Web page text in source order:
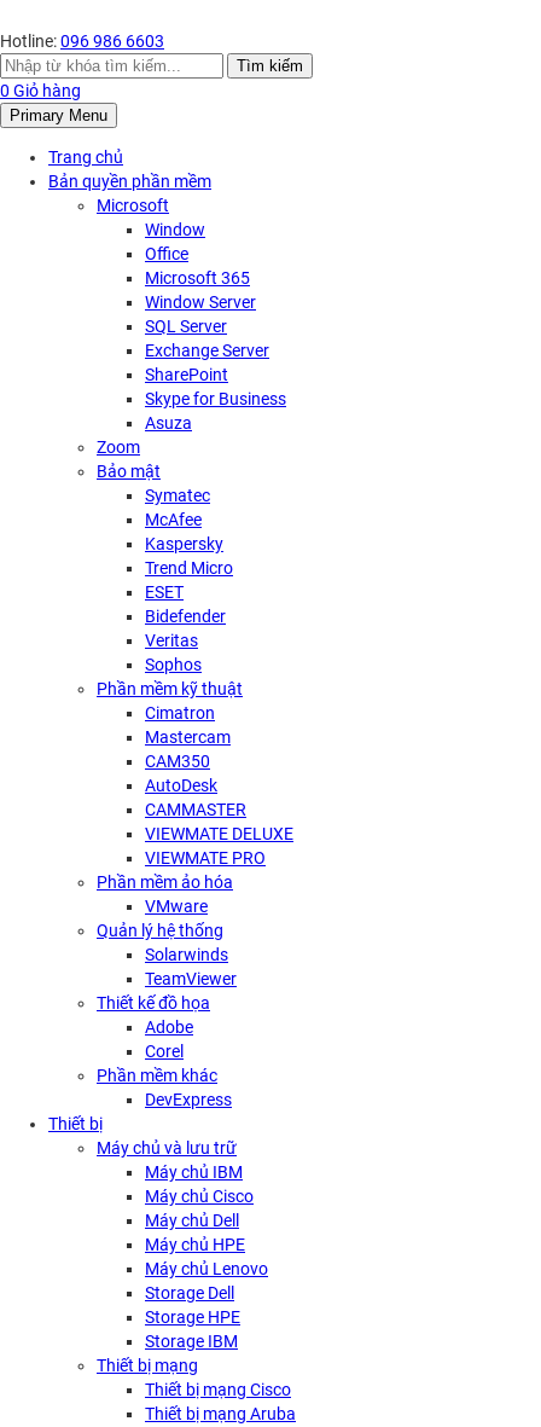
Hotline:096 986 6603
Search
for:
Tìm kiếm
0 Giỏ hàng
Primary Menu
Trang chủ
Bản quyền phần mềm
Microsoft
Window
Office
Microsoft 365
Window Server
SQL Server
Exchange Server
SharePoint
Skype for Business
Asuza
Zoom
Bảo mật
Symatec
McAfee
Kaspersky
Trend Micro
ESET
Bidefender
Veritas
Sophos
Phần mềm kỹ thuật
Cimatron
Mastercam
CAM350
AutoDesk
CAMMASTER
VIEWMATE DELUXE
VIEWMATE PRO
Phần mềm ảo hóa
VMware
Quản lý hệ thống
Solarwinds
TeamViewer
Thiết kế đồ họa
Adobe
Corel
Phần mềm khác
DevExpress
Thiết bị
Máy chủ và lưu trữ
Máy chủ IBM
Máy chủ Cisco
Máy chủ Dell
Máy chủ HPE
Máy chủ Lenovo
Storage Dell
Storage HPE
Storage IBM
Thiết bị mạng
Thiết bị mạng Cisco
Thiết bị mạng Aruba